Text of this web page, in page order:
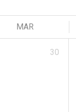
MAR
30